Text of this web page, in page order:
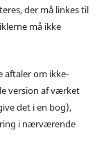
der må linkes til
må ikke
aftaler om ikke-
version af værket
det i en bog),
i nærværende